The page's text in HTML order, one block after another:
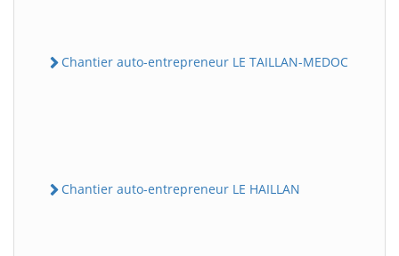
Chantier auto-entrepreneur LE TAILLAN-MEDOC
Chantier auto-entrepreneur LE HAILLAN